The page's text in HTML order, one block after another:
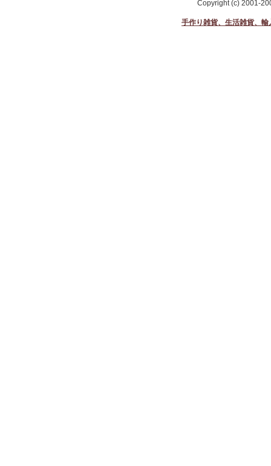
Copyright (c) 2001-
手作り雑貨、生活雑貨、